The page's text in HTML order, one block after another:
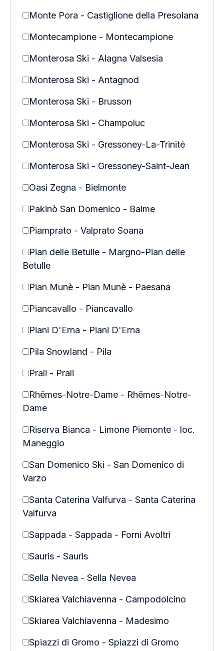
Monte Pora - Castiglione della Presolana
Montecampione - Montecampione
Monterosa Ski - Alagna Valsesia
Monterosa Ski - Antagnod
Monterosa Ski - Brusson
Monterosa Ski - Champoluc
Monterosa Ski - Gressoney-La-Trinité
Monterosa Ski - Gressoney-Saint-Jean
Oasi Zegna - Bielmonte
Pakinò San Domenico - Balme
Piamprato - Valprato Soana
Pian delle Betulle - Margno-Pian delle
Betulle
Pian Munè - Pian Munè - Paesana
Piancavallo - Piancavallo
Piani D'Erna - Piani D'Erna
Pila Snowland - Pila
Prali - Prali
Rhêmes-Notre-Dame - Rhêmes-Notre-
Dame
Riserva Bianca - Limone Piemonte - loc.
Maneggio
San Domenico Ski - San Domenico di
Varzo
Santa Caterina Valfurva - Santa Caterina
Valfurva
Sappada - Sappada - Forni Avoltri
Sauris - Sauris
Sella Nevea - Sella Nevea
Skiarea Valchiavenna - Campodolcino
Skiarea Valchiavenna - Madesimo
Spiazzi di Gromo - Spiazzi di Gromo